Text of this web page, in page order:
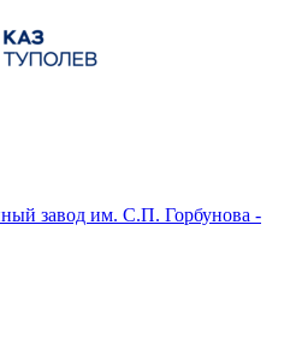
завод им. С.П. Горбунова -